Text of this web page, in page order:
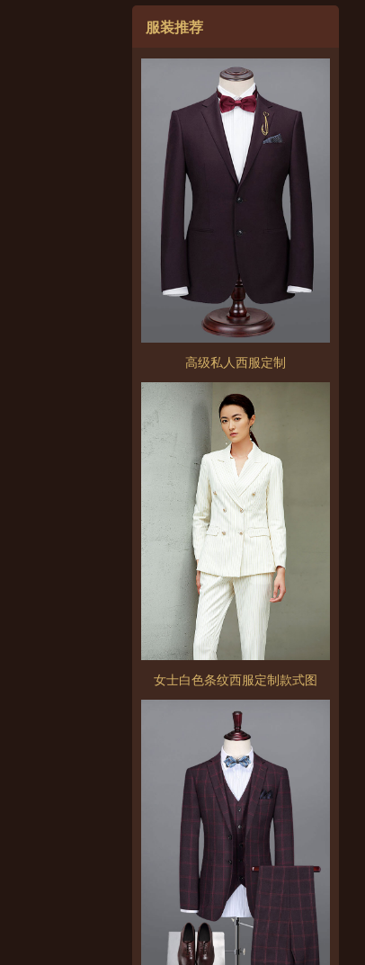
服装推荐
高级私人西服定制
女士白色条纹西服定制款式图